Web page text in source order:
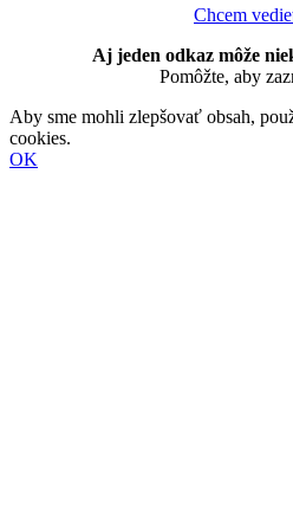
Chcem
Aj jeden odkaz môže
Pomôžte, aby
Aby sme mohli zlepšovať obsah,
cookies.
OK